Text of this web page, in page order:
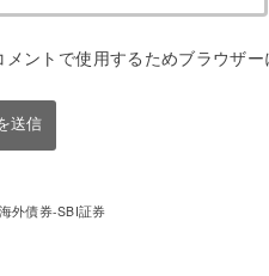
メントで使用するためブラウザ
外債券-SBI証券